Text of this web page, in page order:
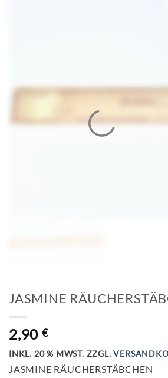
JASMINE
2,90 €
INKL. 20 % MWST. ZZGL.
JASMINE RÄUCHERSTÄBCHEN